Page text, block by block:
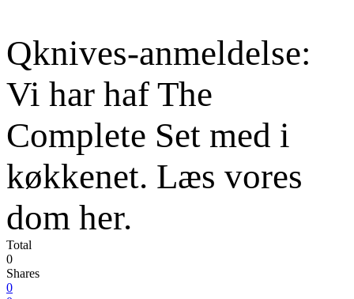
Qknives-anmeldelse:
Vi har haf The
Complete Set med i
køkkenet. Læs vores
dom her.
Total
0
Shares
0